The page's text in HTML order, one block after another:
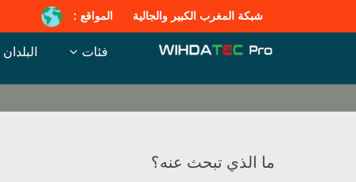
شبكة المغرب الكبير والجالية المواقع :
فئات البلدان
ما الذي تبحث عنه؟